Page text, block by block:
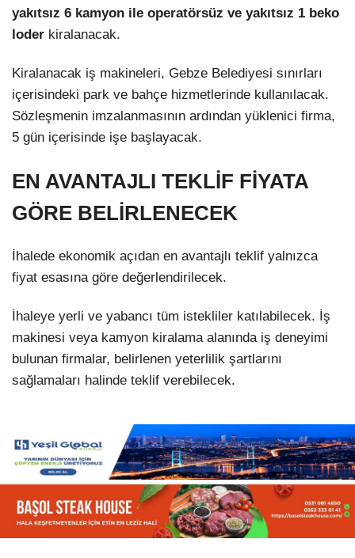
yakıtsız 6 kamyon ile operatörsüz ve yakıtsız 1 beko
loder kiralanacak.
Kiralanacak iş makineleri, Gebze Belediyesi sınırları
içerisindeki park ve bahçe hizmetlerinde kullanılacak.
Sözleşmenin imzalanmasının ardından yüklenici firma,
5 gün içerisinde işe başlayacak.
EN AVANTAJLI TEKLİF FİYATA
GÖRE BELİRLENECEK
İhalede ekonomik açıdan en avantajlı teklif yalnızca
fiyat esasına göre değerlendirilecek.
İhaleye yerli ve yabancı tüm istekliler katılabilecek. İş
makinesi veya kamyon kiralama alanında iş deneyimi
bulunan firmalar, belirlenen yeterlilik şartlarını
sağlamaları halinde teklif verebilecek.